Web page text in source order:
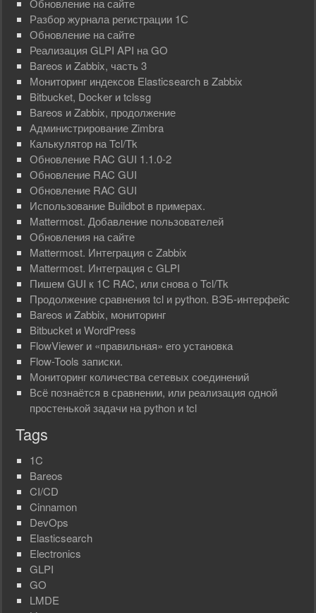
Обновление на сайте
Разбор журнала регистрации 1С
Обновление на сайте
Реализация GLPI API на GO
Bareos и Zabbix, часть 3
Мониторинг индексов Elasticsearch в Zabbix
Bitbucket, Docker и tclssg
Bareos и Zabbix, продолжение
Администрирование Zimbra
Калькулятор на Tcl/Tk
Обновление RAC GUI 1.1.0-2
Обновление RAC GUI
Обновление RAC GUI
Использование Buildbot в примерах.
Mattermost. Добавление пользователей
Обновления на сайте
Mattermost. Интеграция с Zabbix
Mattermost. Интеграция с GLPI
Пишем GUI к 1С RAC, или снова о Tcl/Tk
Продолжение сравнения tcl и python. ВЭБ-интерфейс
Bareos и Zabbix, мониторинг
Bitbucket и WordPress
FlowViewer и «правильная» его установка
Flow-Tools записки.
Мониторинг количества сетевых соединений
Всё познаётся в сравнении, или реализация одной
простенькой задачи на python и tcl
Tags
1C
Bareos
CI/CD
Cinnamon
DevOps
Elasticsearch
Electronics
GLPI
GO
LMDE